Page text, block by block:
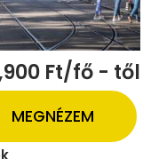
Ft/fő - től
MEGNÉZEM